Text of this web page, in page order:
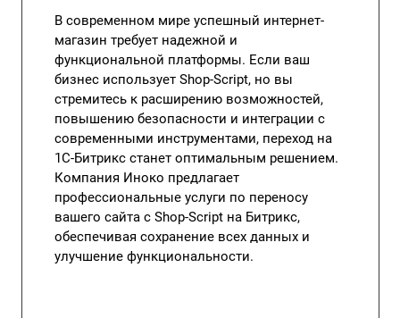
В современном мире успешный интернет-
магазин требует надежной и
функциональной платформы. Если ваш
бизнес использует Shop-Script, но вы
стремитесь к расширению возможностей,
повышению безопасности и интеграции с
современными инструментами, переход на
1С-Битрикс станет оптимальным решением.
Компания Иноко предлагает
профессиональные услуги по переносу
вашего сайта с Shop-Script на Битрикс,
обеспечивая сохранение всех данных и
улучшение функциональности.